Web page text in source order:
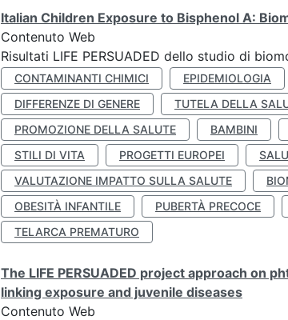
Italian Children Exposure to Bisphenol A:
Contenuto Web
Risultati LIFE PERSUADED dello studio di
CONTAMINANTI CHIMICI EPIDEMIOLOGIA
DIFFERENZE DI GENERE
TUTELA DELLA
PROMOZIONE DELLA SALUTE
BAMBINI
STILI DI VITA
PROGETTI EUROPEI
VALUTAZIONE IMPATTO SULLA SALUTE
OBESITÀ INFANTILE
PUBERTÀ PRECOCE
TELARCA PREMATURO
The LIFE PERSUADED project approach on
linking exposure and juvenile diseases
Contenuto Web